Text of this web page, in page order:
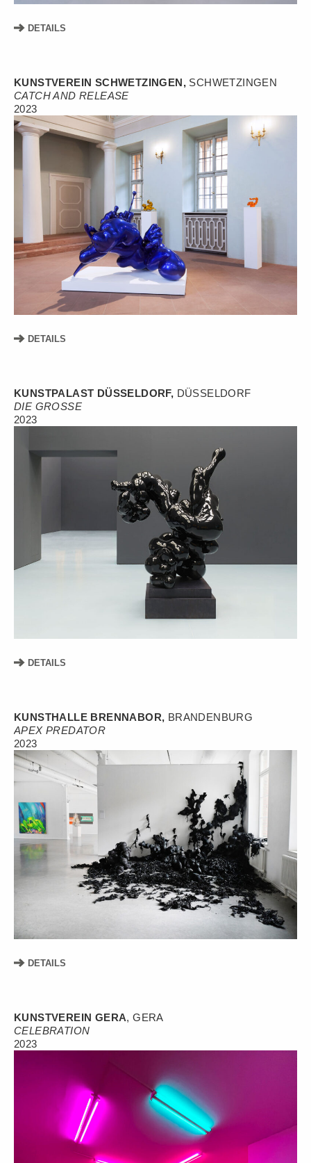
DETAILS
KUNSTVEREIN SCHWETZINGEN, SCHWETZINGEN
CATCH AND RELEASE
2023
DETAILS
KUNSTPALAST DÜSSELDORF, DÜSSELDORF
DIE GROSSE
2023
DETAILS
KUNSTHALLE BRENNABOR, BRANDENBURG
APEX PREDATOR
2023
DETAILS
KUNSTVEREIN GERA, GERA
CELEBRATION
2023